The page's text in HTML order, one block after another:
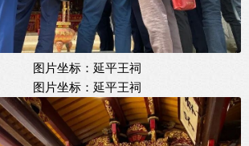
图片坐标：延平王祠
图片坐标：延平王祠